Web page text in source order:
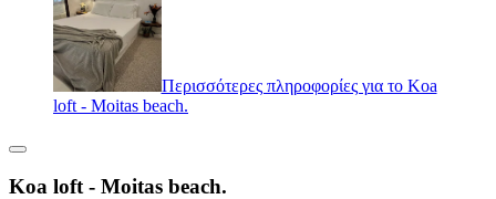
Περισσότερες πληροφορίες για το Koa
loft - Moitas beach.
Koa loft - Moitas beach.